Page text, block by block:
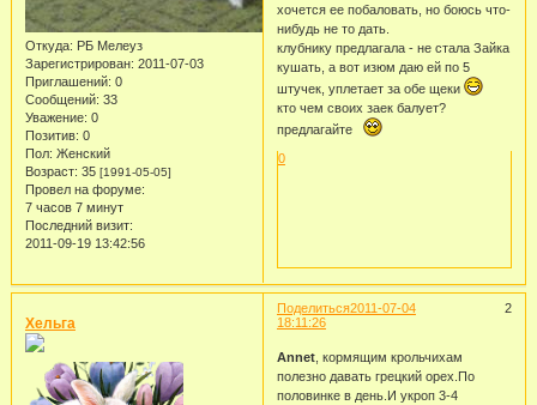
Откуда: РБ Мелеуз
Зарегистрирован: 2011-07-03
Приглашений: 0
Сообщений: 33
Уважение: 0
Позитив: 0
Пол: Женский
Возраст: 35 [1991-05-05]
Провел на форуме:
7 часов 7 минут
Последний визит:
2011-09-19 13:42:56
хочется ее побаловать, но боюсь что-
нибудь не то дать.
клубнику предлагала - не стала Зайка
кушать, а вот изюм даю ей по 5
штучек, уплетает за обе щеки
кто чем своих заек балует?
предлагайте
0
Поделиться 2
2011-07-04
18:11:26
Хельга
Annet, кормящим крольчихам
полезно давать грецкий орех.По
половинке в день.И укроп 3-4